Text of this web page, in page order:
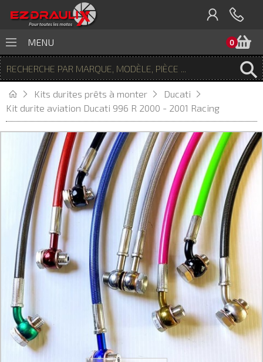
0
MENU
Kits durites prêts à monter
Ducati
Kit durite aviation Ducati 996 R 2000 - 2001 Racing